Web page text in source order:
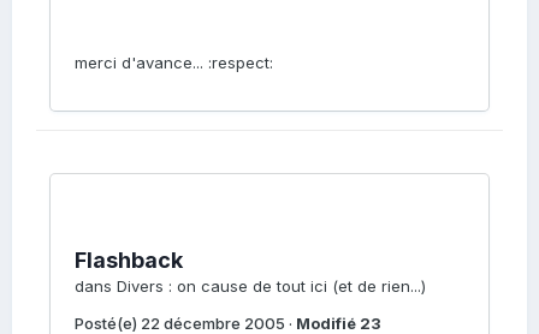
merci d'avance... :respect:
Flashback
dans Divers : on cause de tout ici (et de rien...)
Posté(e) 22 décembre 2005 · Modifié 23